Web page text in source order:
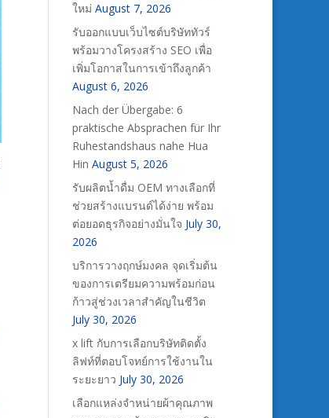
ใหม่ August 7, 2026
รับออกแบบเว็บไซต์บริษัททัวร์
พร้อมวางโครงสร้าง SEO เพื่อ
เพิ่มโอกาสในการเข้าถึงลูกค้า
August 6, 2026
Nach der Übergabe: 6
praktische Absprachen für Ihr
Ruhestandshaus nahe Hua
Hin August 5, 2026
รับผลิตน้ำดื่ม OEM ทางเลือกที่
ช่วยสร้างแบรนด์ได้ง่าย พร้อม
ต่อยอดธุรกิจอย่างมั่นใจ July 30,
2026
บริการวางฤกษ์มงคล จุดเริ่มต้น
ของการเตรียมความพร้อมก่อน
ก้าวสู่ช่วงเวลาสำคัญในชีวิต
July 30, 2026
x lift กับการเลือกบริษัทติดตั้ง
ลิฟท์ที่ตอบโจทย์การใช้งานใน
ระยะยาว July 30, 2026
เลือกแหล่งจำหน่ายผ้าคุณภาพ